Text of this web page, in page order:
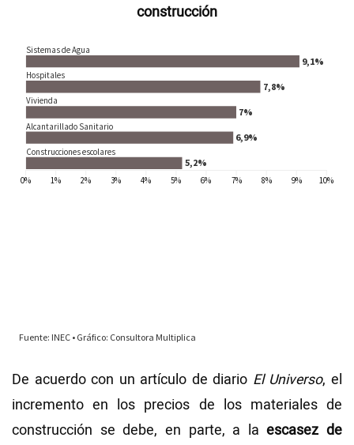
construcción
De acuerdo con un artículo de diario El Universo, el
incremento en los precios de los materiales de
construcción se debe, en parte, a laescasez de